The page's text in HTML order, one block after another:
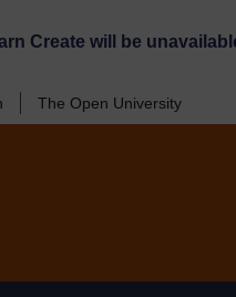
Create will be
The Open University